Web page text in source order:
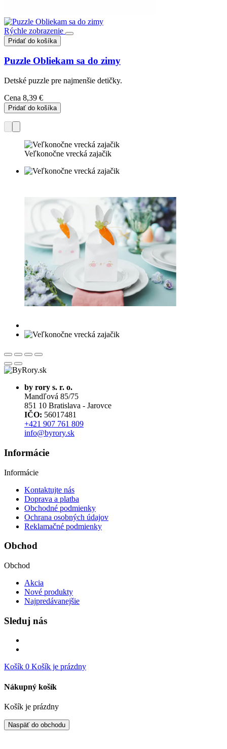
Rýchle zobrazenie
Pridať do košíka
Puzzle Obliekam sa do zimy
Detské puzzle pre najmenšie detičky.
Cena 8,39 €
Pridať do košíka
Veľkonočne vrecká zajačik
by rory s. r. o.
Mandľová 85/75
851 10 Bratislava - Jarovce
IČO: 56017481
+421 907 761 809
info@byrory.sk
Informácie
Informácie
Kontaktujte nás
Doprava a platba
Obchodné podmienky
Ochrana osobných údajov
Reklamačné podmienky
Obchod
Obchod
Akcia
Nové produkty
Najpredávanejšie
Sleduj nás
Košík 0 Košík je prázdny
Nákupný košík
Košík je prázdny
Naspäť do obchodu